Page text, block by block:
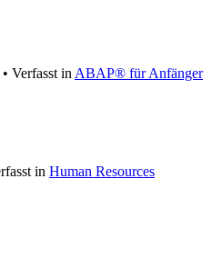
Verfasst in ABAP® für Anfänger
in Human Resources